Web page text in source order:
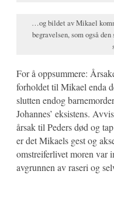
…og bildet av Mikael
begravelsen, som også
For å oppsummere:
forholdet til Mikael enda
slutten endog
Johannes’ eksistens.
årsak til Peders død og
er det Mikaels gest og
omstreiferlivet moren var
avgrunnen av raseri og